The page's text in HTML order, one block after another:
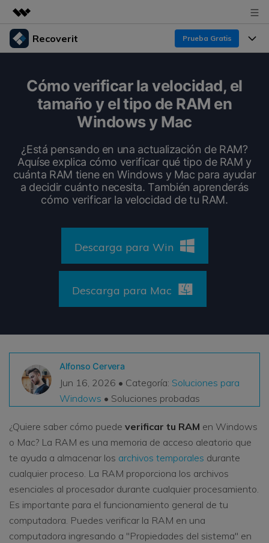
Productos destacados
Utilidades
Empresas
Resumen
Sala de prensa
Tienda
Recoverit Prueba Gratis
Recoverit para Windows
Líder en recuperación para Windows
Pruébalo Gratis
Recupera datos perdidos/eliminados gratis
Repairit - Reparar Datos
UBackit - Respaldar Datos
Funciones
Recuperar Medios Borrados
Soluciones de Recuperación Exclusivas Nuevo
Escenarios de Pérdida de Datos
Recursos
Por qué Recoverit
Temas Destacados
DESCARGAR Sign In
Cómo verificar la velocidad, el
tamaño y el tipo de RAM en
Windows y Mac
¿Está pensando en una actualización de RAM?
Aquíse explica cómo verificar qué tipo de RAM y
cuánta RAM tiene en Windows y Mac para ayudar
a decidir cuánto necesita. También aprenderás
cómo verificar la velocidad de tu RAM.
Descarga para Win
Descarga para Mac
Alfonso Cervera
Jun 16, 2026 • Categoría: Soluciones para
Windows • Soluciones probadas
¿Quiere saber cómo puede verificar tu RAM en Windows
o Mac? La RAM es una memoria de acceso aleatorio que
te ayuda a almacenar los archivos temporales durante
cualquier proceso. La RAM proporciona los archivos
esenciales al procesador durante cualquier procesamiento.
Es importante para el funcionamiento general de tu
computadora. Puedes verificar la RAM en una
computadora ingresando a "Propiedades del sistema" en